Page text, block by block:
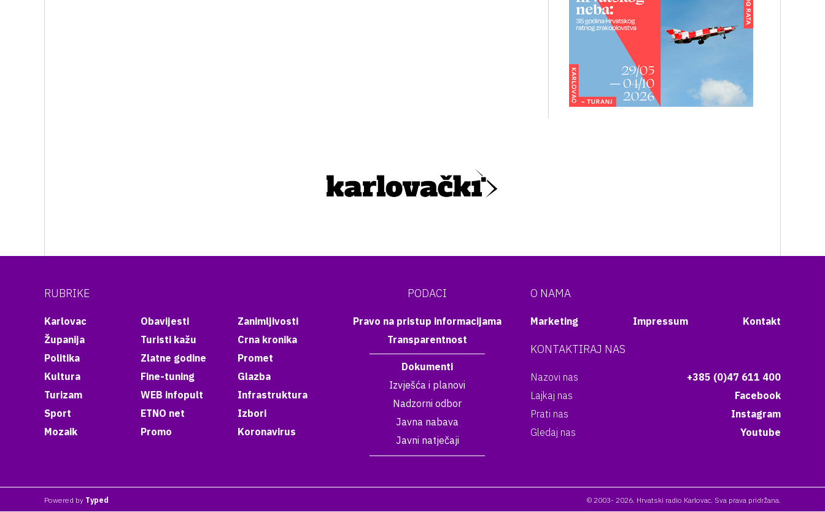
RUBRIKE
Karlovac
Županija
Politika
Kultura
Turizam
Sport
Mozaik
Obavijesti
Turisti kažu
Zlatne godine
Fine-tuning
WEB infopult
ETNO net
Promo
Zanimljivosti
Crna kronika
Promet
Glazba
Infrastruktura
Izbori
Koronavirus
PODACI
Pravo na pristup informacijama
Transparentnost
Dokumenti
Izvješća i planovi
Nadzorni odbor
Javna nabava
Javni natječaji
O NAMA
Marketing Impressum Kontakt
KONTAKTIRAJ NAS
Nazovi nas
+385 (0)47 611 400
Lajkaj nas
Facebook
Prati nas
Instagram
Gledaj nas
Youtube
Powered by Typed © 2003- 2026. Hrvatski radio Karlovac. Sva prava pridržana.